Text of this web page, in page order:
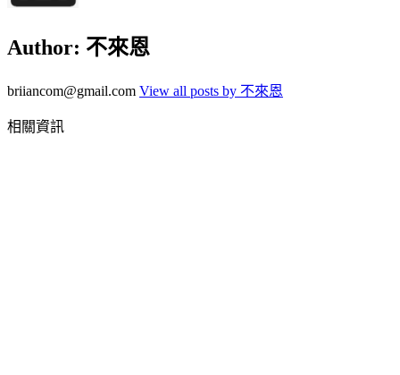
Author: 不來恩
briiancom@gmail.com View all posts by 不來恩
相關資訊